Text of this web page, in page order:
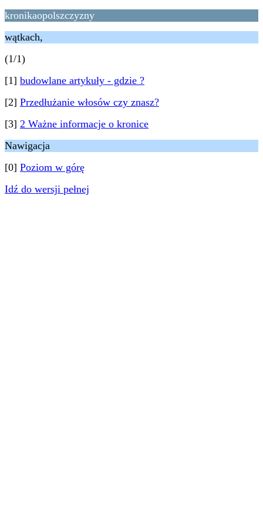
kronikaopolszczyzny
wątkach,
(1/1)
[1] budowlane artykuły - gdzie ?
[2] Przedłużanie włosów czy znasz?
[3] 2 Ważne informacje o kronice
Nawigacja
[0] Poziom w górę
Idź do wersji pełnej